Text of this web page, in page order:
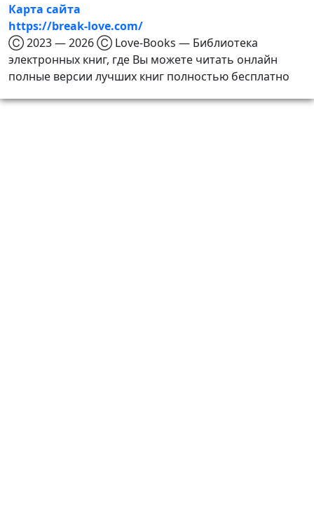
Карта сайта
https://break-love.com/
Ⓒ 2023 — 2026 Ⓒ Love-Books — Библиотека
электронных книг, где Вы можете читать онлайн
полные версии лучших книг полностью бесплатно